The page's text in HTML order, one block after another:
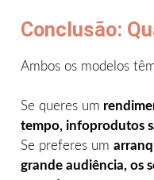
Conclusão:
Ambos os modelos
Se queres um
tempo, infoprodutos
Se preferes um
grande audiência, os